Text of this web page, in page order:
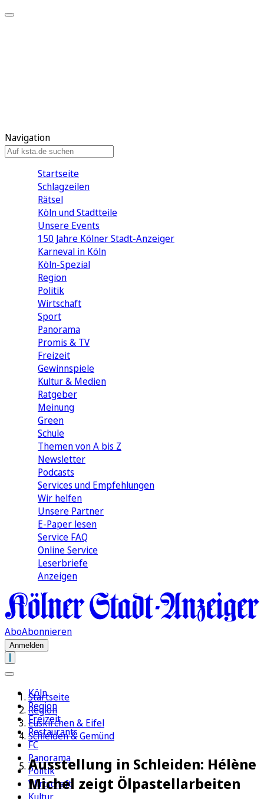
Navigation
Startseite
Schlagzeilen
Rätsel
Köln und Stadtteile
Unsere Events
150 Jahre Kölner Stadt-Anzeiger
Karneval in Köln
Köln-Spezial
Region
Politik
Wirtschaft
Sport
Panorama
Promis & TV
Freizeit
Gewinnspiele
Kultur & Medien
Ratgeber
Meinung
Green
Schule
Themen von A bis Z
Newsletter
Podcasts
Services und Empfehlungen
Wir helfen
Unsere Partner
E-Paper lesen
Service FAQ
Online Service
Leserbriefe
Anzeigen
AboAbonnieren
Anmelden
Köln
Region
Freizeit
Restaurants
FC
Panorama
Politik
Wirtschaft
Startseite
Region
Euskirchen & Eifel
Schleiden & Gemünd
Ausstellung in Schleiden: Hélène
Michel zeigt Ölpastellarbeiten